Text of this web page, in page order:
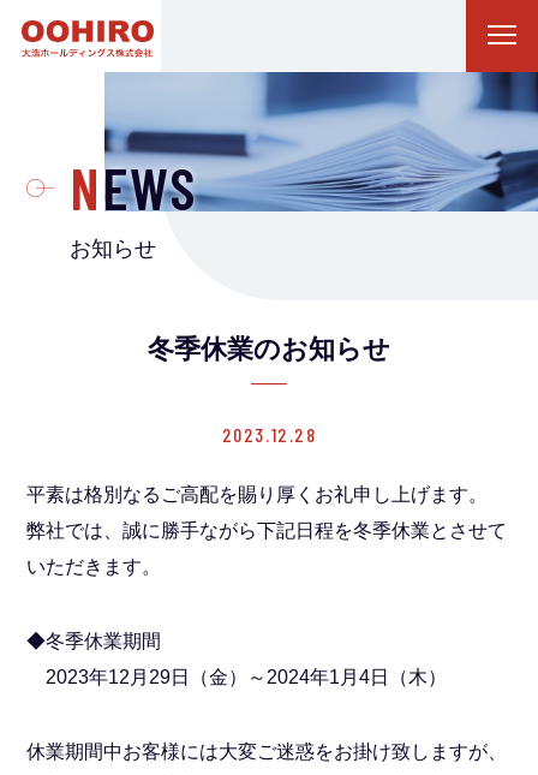
NEWS
お知らせ
冬季休業のお知らせ
2023.12.28
平素は格別なるご高配を賜り厚くお礼申し上げます。
弊社では、誠に勝手ながら下記日程を冬季休業とさせて
いただきます。
◆冬季休業期間
2023年12月29日（金）～2024年1月4日（木）
休業期間中お客様には大変ご迷惑をお掛け致しますが、